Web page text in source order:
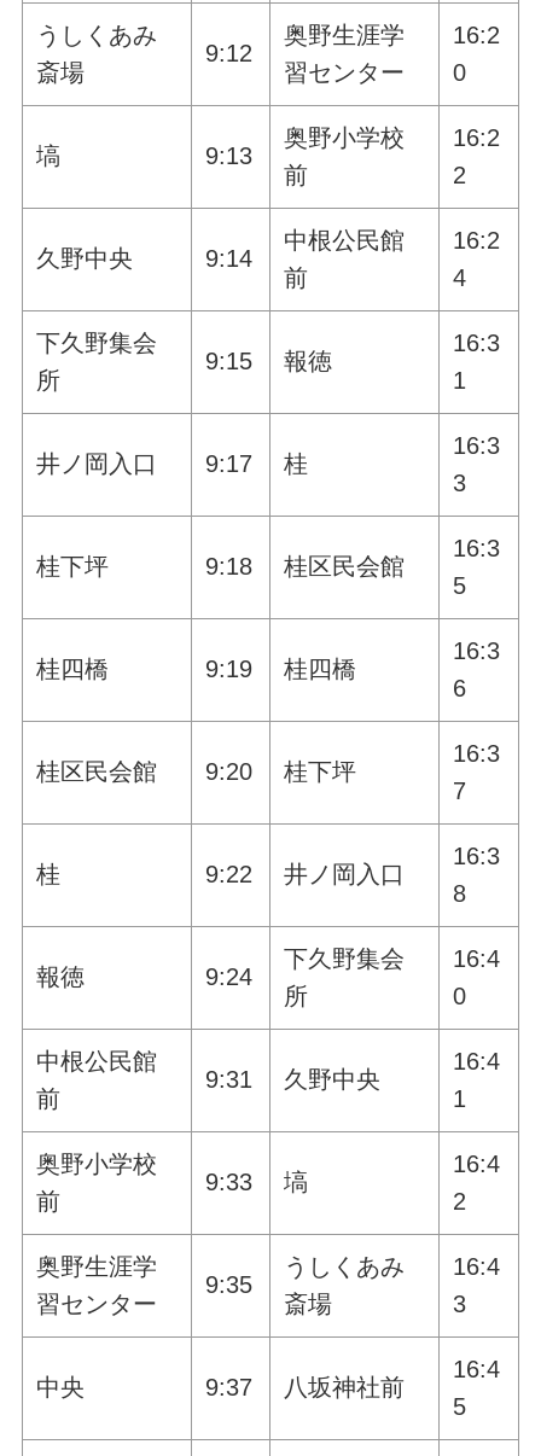
うしくあみ
斎場
9:12
奥野生涯学
習センター
16:2
0
塙 9:13
奥野小学校
前
16:2
2
久野中央 9:14
中根公民館
前
16:2
4
下久野集会
所
9:15 報徳
16:3
1
井ノ岡入口 9:17 桂
16:3
3
桂下坪 9:18 桂区民会館
16:3
5
桂四橋 9:19 桂四橋
16:3
6
桂区民会館 9:20 桂下坪
16:3
7
桂 9:22 井ノ岡入口
16:3
8
報徳 9:24
下久野集会
所
16:4
0
中根公民館
前
9:31 久野中央
16:4
1
奥野小学校
前
9:33 塙
16:4
2
奥野生涯学
習センター
9:35
うしくあみ
斎場
16:4
3
中央 9:37 八坂神社前
16:4
5